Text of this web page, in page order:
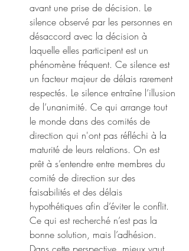
avant une prise de décision. Le
silence observé par les personnes en
désaccord avec la décision à
laquelle elles participent est un
phénomène fréquent. Ce silence est
un facteur majeur de délais rarement
respectés. Le silence entraîne l’illusion
de l’unanimité. Ce qui arrange tout
le monde dans des comités de
direction qui n'ont pas réfléchi à la
maturité de leurs relations. On est
prêt à s’entendre entre membres du
comité de direction sur des
faisabilités et des délais
hypothétiques afin d’éviter le conflit.
Ce qui est recherché n’est pas la
bonne solution, mais l’adhésion.